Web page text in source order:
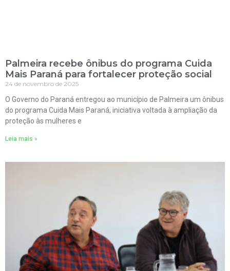
Palmeira recebe ônibus do programa Cuida
Mais Paraná para fortalecer proteção social
24 de novembro de 2025
O Governo do Paraná entregou ao município de Palmeira um ônibus
do programa Cuida Mais Paraná, iniciativa voltada à ampliação da
proteção às mulheres e
Leia mais »